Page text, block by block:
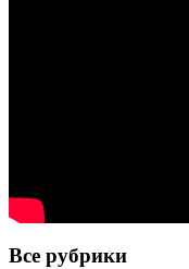
Все рубрики